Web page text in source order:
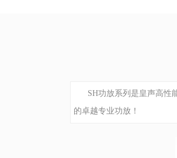
SH功放系列是皇声高性
的卓越专业功放！